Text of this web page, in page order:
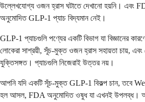
উল্লেখযোগ্য ওজন হ্রাস ঘটাতে দেখানো হয়নি। এবং
অনুমোদিত GLP-1 প্যাচ বিদ্যমান নেই।
GLP-1 প্যাচগুলি পণ্যের একটি বিভাগ যা বিজ্ঞানের
লোকেরা সাশ্রয়ী, সূঁচ-মুক্ত ওজন হ্রাস সহায়তা চায়, এবং
যুক্তিসঙ্গত। প্যাচগুলি নিজেরাই উত্তর নয়।
আপনি যদি একটি সূঁচ-মুক্ত GLP-1 বিকল্প চান, তবে
হল আসল, FDA অনুমোদিত ওষুধ যা এখনই উপলব্ধ।